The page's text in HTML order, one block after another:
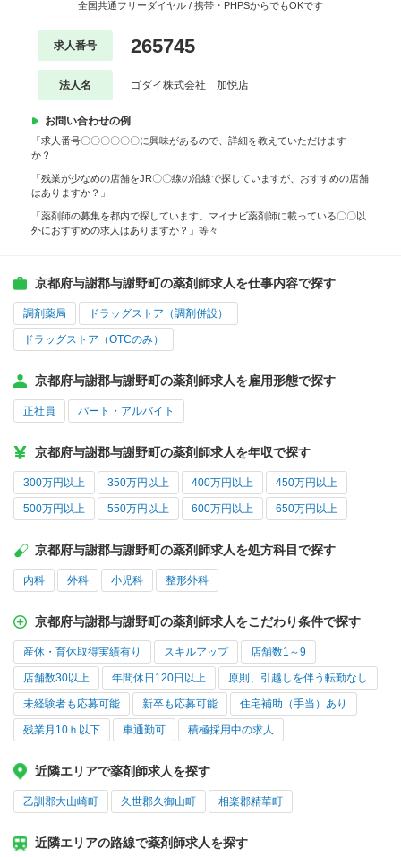
全国共通フリーダイヤル / 携帯・PHPSからでもOKです
求人番号 265745
法人名 ゴダイ株式会社 加悦店
お問い合わせの例
「求人番号〇〇〇〇〇〇に興味があるので、詳細を教えていただけます
か？」
「残業が少なめの店舗をJR〇〇線の沿線で探していますが、おすすめの店舗
はありますか？」
「薬剤師の募集を都内で探しています。マイナビ薬剤師に載っている〇〇以
外におすすめの求人はありますか？」等々
京都府与謝郡与謝野町の薬剤師求人を仕事内容で探す
調剤薬局 ドラッグストア（調剤併設）
ドラッグストア（OTCのみ）
京都府与謝郡与謝野町の薬剤師求人を雇用形態で探す
正社員 パート・アルバイト
京都府与謝郡与謝野町の薬剤師求人を年収で探す
300万円以上 350万円以上 400万円以上 450万円以上
500万円以上 550万円以上 600万円以上 650万円以上
京都府与謝郡与謝野町の薬剤師求人を処方科目で探す
内科 外科 小児科 整形外科
京都府与謝郡与謝野町の薬剤師求人をこだわり条件で探す
産休・育休取得実績有り スキルアップ 店舗数1～9
店舗数30以上 年間休日120日以上 原則、引越しを伴う転勤なし
未経験者も応募可能 新卒も応募可能 住宅補助（手当）あり
残業月10ｈ以下 車通勤可 積極採用中の求人
近隣エリアで薬剤師求人を探す
乙訓郡大山崎町 久世郡久御山町 相楽郡精華町
近隣エリアの路線で薬剤師求人を探す